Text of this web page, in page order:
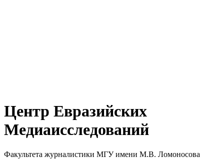
Центр Евразийских
Медиаисследований
Факультета журналистики МГУ имени М.В. Ломоносова